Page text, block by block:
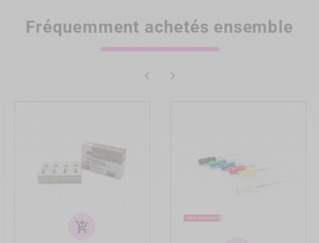
Fréquemment achetés ensemble
 
add_shopping_cart